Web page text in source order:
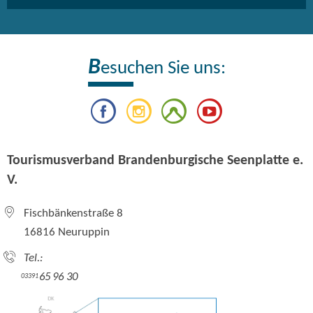
Besuchen Sie uns:
Tourismusverband Brandenburgische Seenplatte e.
V.
Fischbänkenstraße 8
16816 Neuruppin
Tel.:
0339165 96 30